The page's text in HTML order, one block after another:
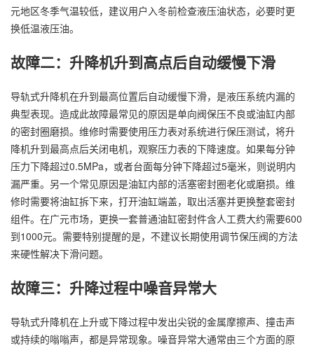
元地区冬季气温较低，建议用户入冬前检查液压油状态，必要时更
换低温液压油。
故障二：升降机升到高点后自动缓慢下滑
导轨式升降机在升到最高位置后自动缓慢下滑，是液压系统内漏的
典型表现。造成此故障最常见的原因是单向阀保压不良或油缸内部
的密封圈磨损。维修时需要使用压力表对系统进行保压测试，将升
降机升到最高点后关闭电机，观察压力表的下降速度。如果每分钟
压力下降超过0.5MPa，或者台面每分钟下降超过5毫米，则说明内
漏严重。另一个常见原因是油缸内部的活塞密封圈老化或磨损。维
修时需要将油缸拆下来，打开油缸端盖，取出活塞并更换整套密封
组件。在广元市场，更换一套普通油缸密封件含人工费大约需要600
到1000元。需要特别提醒的是，不建议长期使用调节保压阀的方法
来硬性解决下滑问题。
故障三：升降过程中噪音异常大
导轨式升降机在上升或下降过程中发出尖锐的金属摩擦声、撞击声
或持续的嗡嗡声，都是异常现象。噪音异常大通常由三个方面的原